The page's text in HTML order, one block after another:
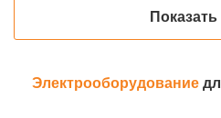
Электрооборудование